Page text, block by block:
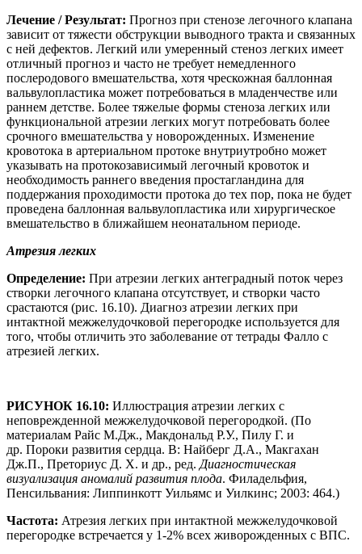
Лечение / Результат: Прогноз при стенозе легочного клапана
зависит от тяжести обструкции выводного тракта и связанных
с ней дефектов. Легкий или умеренный стеноз легких имеет
отличный прогноз и часто не требует немедленного
послеродового вмешательства, хотя чрескожная баллонная
вальвулопластика может потребоваться в младенчестве или
раннем детстве. Более тяжелые формы стеноза легких или
функциональной атрезии легких могут потребовать более
срочного вмешательства у новорожденных. Изменение
кровотока в артериальном протоке внутриутробно может
указывать на протокозависимый легочный кровоток и
необходимость раннего введения простагландина для
поддержания проходимости протока до тех пор, пока не будет
проведена баллонная вальвулопластика или хирургическое
вмешательство в ближайшем неонатальном периоде.
Атрезия легких
Определение: При атрезии легких антеградный поток через
створки легочного клапана отсутствует, и створки часто
срастаются (рис. 16.10). Диагноз атрезии легких при
интактной межжелудочковой перегородке используется для
того, чтобы отличить это заболевание от тетрады Фалло с
атрезией легких.
РИСУНОК 16.10: Иллюстрация атрезии легких с
неповрежденной межжелудочковой перегородкой. (По
материалам Райс М.Дж., Макдональд Р.У., Пилу Г. и
др. Пороки развития сердца. В: Найберг Д.А., Макгахан
Дж.П., Преториус Д. Х. и др., ред. Диагностическая
визуализация аномалий развития плода. Филадельфия,
Пенсильвания: Липпинкотт Уильямс и Уилкинс; 2003: 464.)
Частота: Атрезия легких при интактной межжелудочковой
перегородке встречается у 1-2% всех живорожденных с ВПС.